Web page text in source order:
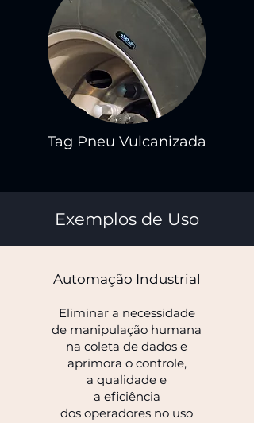
Tag Pneu Vulcanizada
Exemplos de Uso
Automação Industrial
Eliminar a necessidade
de manipulação humana
na coleta de dados e
aprimora o controle,
a qualidade e
a eficiência
dos operadores no uso